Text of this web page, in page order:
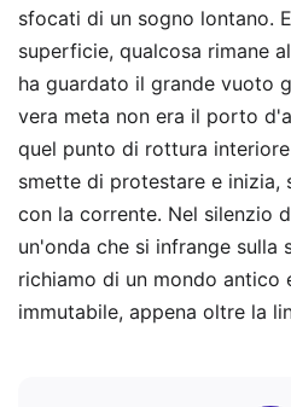
sfocati di un sogno lontano.
superficie, qualcosa rimane
ha guardato il grande vuoto
vera meta non era il porto
quel punto di rottura
smette di protestare e inizia,
con la corrente. Nel silenzio
un'onda che si infrange sulla
richiamo di un mondo antico
immutabile, appena oltre la